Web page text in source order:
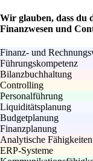
Wir glauben, dass du
Finanzwesen und
Finanz- und
Führungskompetenz
Bilanzbuchhaltung
Controlling
Personalführung
Liquiditätsplanung
Budgetplanung
Finanzplanung
Analytische Fähigkeiten
ERP-Systeme